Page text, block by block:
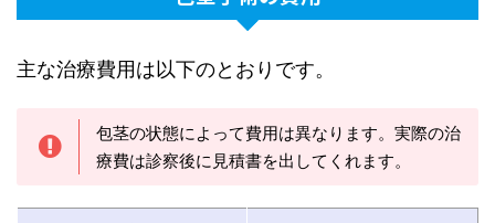
主な治療費用は以下のとおりです。
包茎の状態によって費用は異なります。実際の治
療費は診察後に見積書を出してくれます。